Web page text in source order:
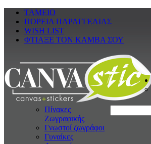
ΤΑΜΕΙΟ
ΠΟΡΕΙΑ ΠΑΡΑΓΓΕΛΙΑΣ
WISH LIST
ΦΤΙΑΞΕ ΤΟΝ ΚΑΜΒΑ ΣΟΥ
Πίνακες
Ζωγραφικής
Γνωστοί ζωγράφοι
Γυναίκες